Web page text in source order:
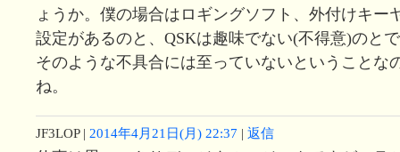
ょうか。僕の場合はロギングソフト、外付けキー
設定があるのと、QSKは趣味でない(不得意)のと
そのような不具合には至っていないということな
ね。
JF3LOP| 2014年4月21日(月) 22:37 | 返信